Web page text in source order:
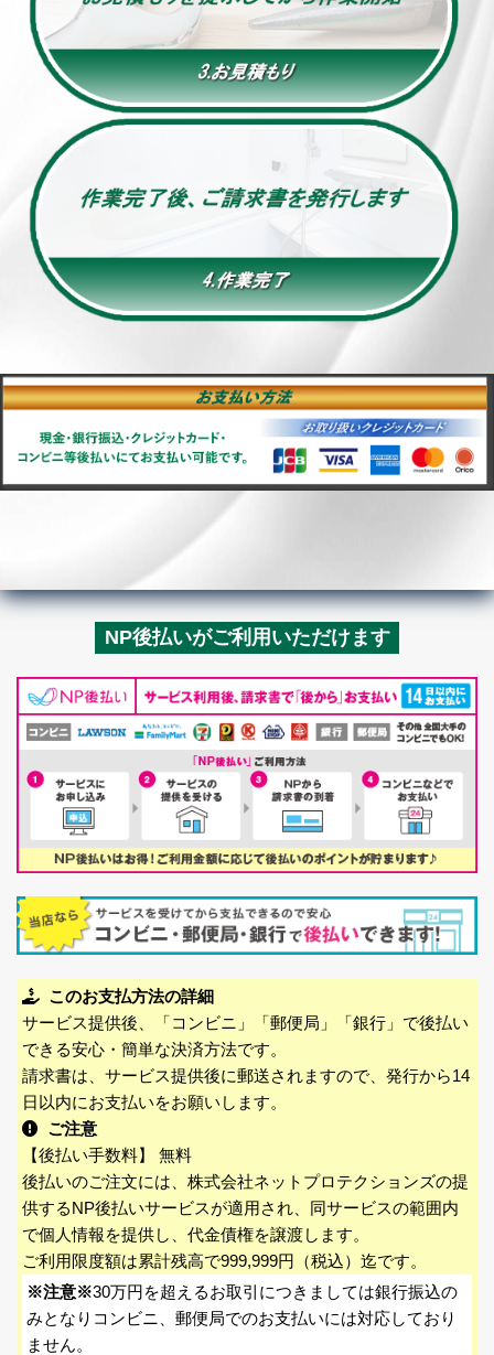
NP後払いがご利用いただけます
このお支払方法の詳細
サービス提供後、「コンビニ」「郵便局」「銀行」で後払い
できる安心・簡単な決済方法です。
請求書は、サービス提供後に郵送されますので、発行から14
日以内にお支払いをお願いします。
ご注意
【後払い手数料】 無料
後払いのご注文には、株式会社ネットプロテクションズの提
供するNP後払いサービスが適用され、同サービスの範囲内
で個人情報を提供し、代金債権を譲渡します。
ご利用限度額は累計残高で999,999円（税込）迄です。
※注意※30万円を超えるお取引につきましては銀行振込の
みとなりコンビニ、郵便局でのお支払いには対応しており
ません。